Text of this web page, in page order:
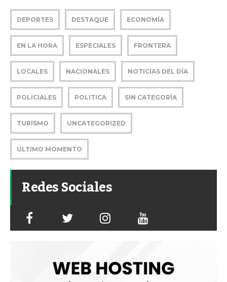
DEPORTES DESTAQUE ECONOMÍA
EN LA HORA ESPECIALES FRONTERA
LOCALES NACIONALES NOTICIAS DEL DÍA
POLICIALES POLITICA SIN CATEGORÍA
TURISMO UNCATEGORIZED
ÚLTIMO MOMENTO
Redes Sociales